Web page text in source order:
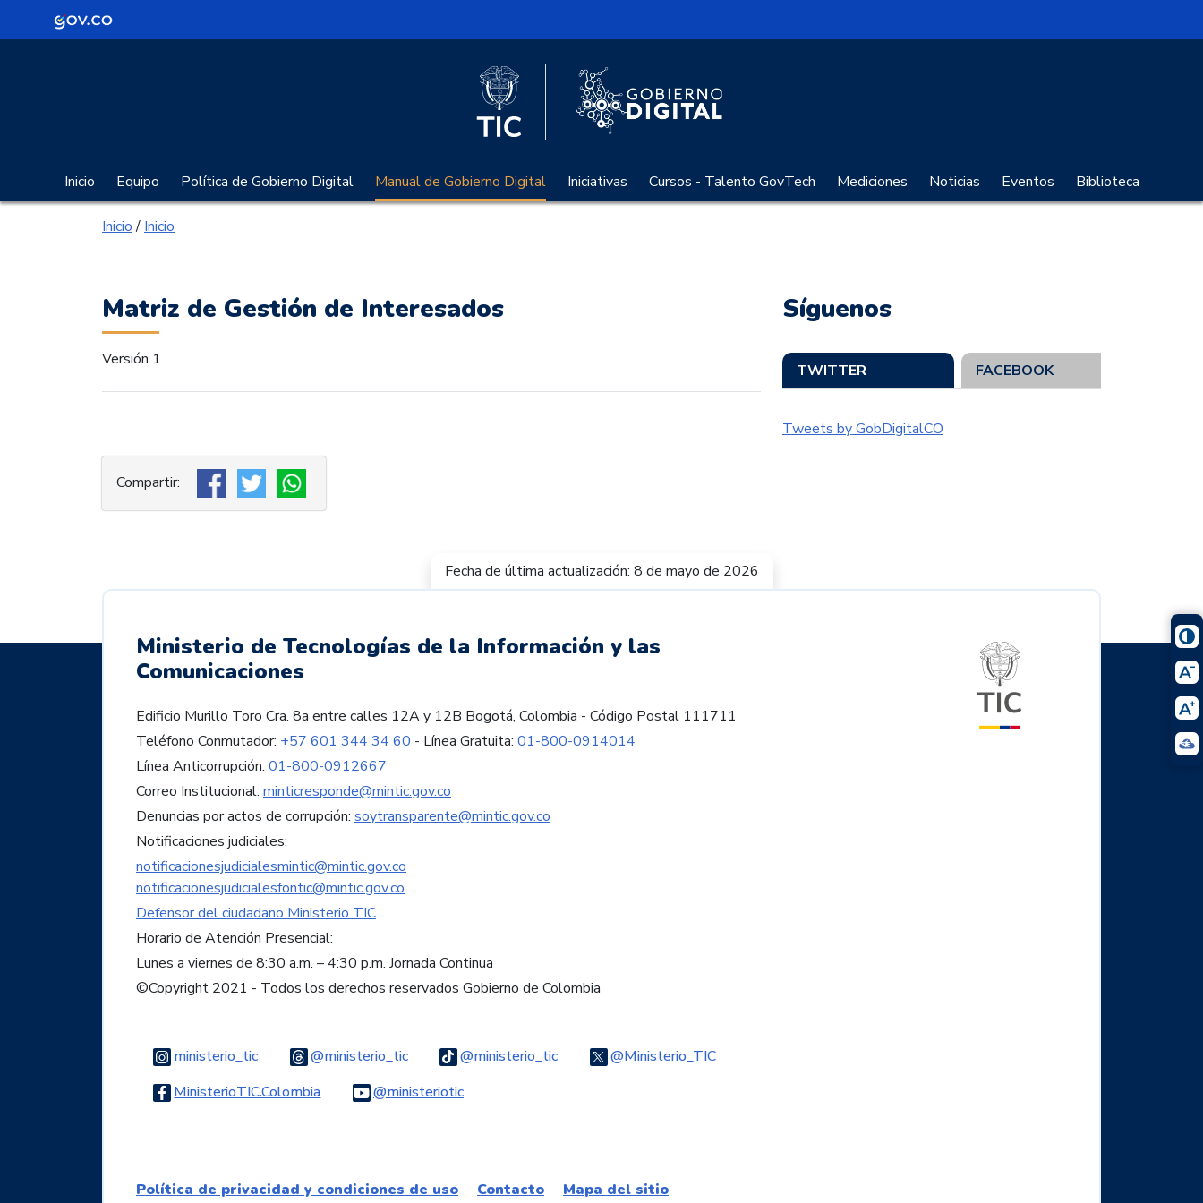
Logo Gobierno de Colombia
Logo del Ministerio TIC
Inicio Equipo Política de Gobierno Digital Manual de Gobierno Digital Iniciativas Cursos - Talento GovTech Mediciones Noticias Eventos Biblioteca
Inicio/Inicio
Matriz de Gestión de Interesados
Versión 1
Síguenos
TWITTER FACEBOOK
Tweets by GobDigitalCO
Fecha de última actualización: 8 de mayo de 2026
Ministerio de Tecnologías de la Información y las
Comunicaciones
Edificio Murillo Toro Cra. 8a entre calles 12A y 12B Bogotá, Colombia - Código Postal 111711
Teléfono Conmutador: +57 601 344 34 60 - Línea Gratuita: 01-800-0914014
Línea Anticorrupción: 01-800-0912667
Correo Institucional: minticresponde@mintic.gov.co
Denuncias por actos de corrupción: soytransparente@mintic.gov.co
Notificaciones judiciales:
notificacionesjudicialesmintic@mintic.gov.co
notificacionesjudicialesfontic@mintic.gov.co
Defensor del ciudadano Ministerio TIC
Horario de Atención Presencial:
Lunes a viernes de 8:30 a.m. – 4:30 p.m. Jornada Continua
©Copyright 2021 - Todos los derechos reservados Gobierno de Colombia
ministerio_ticLogo Instagram@ministerio_ticLogo Threads@ministerio_ticLogo Tiktok@Ministerio_TICLogo Twitter
MinisterioTIC.ColombiaLogo Facebook@ministerioticLogo Youtube
Política de privacidad y condiciones de uso Contacto Mapa del sitio